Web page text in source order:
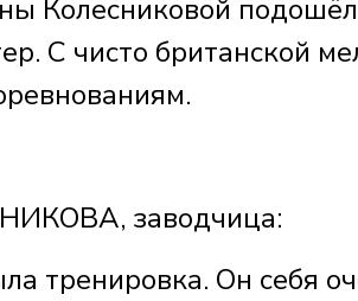
Колесниковой
С чисто британской
заводчица:
тренировка. Он себя